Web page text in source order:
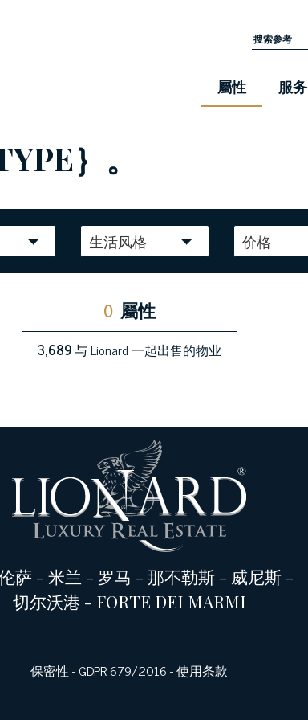
屬性 服务
｝。
生活风格 价格
0 屬性
3,689与 Lionard 一起出售的物业
萨 - 米兰 - 罗马 - 那不勒斯 - 威尼斯 -
切尔沃港 - FORTE DEI MARMI
保密性-GDPR 679/2016-使用条款